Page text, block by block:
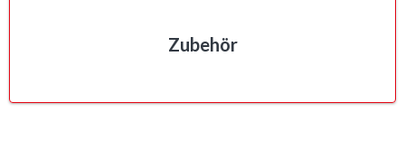
Zubehör